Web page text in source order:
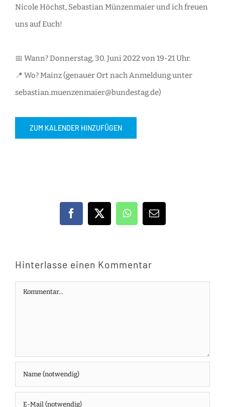
Nicole Höchst, Sebastian Münzenmaierund ich freuen
uns auf Euch!
📅 Wann? Donnerstag, 30. Juni 2022 von 19-21 Uhr.
📍 Wo? Mainz (genauer Ort nach Anmeldung unter
sebastian.muenzenmaier@bundestag.de)
ZUM KALENDER HINZUFÜGEN
Facebook
X WhatsApp
E-
Mail
Hinterlasse einen Kommentar
Kommentar